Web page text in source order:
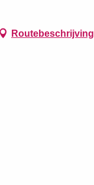
Routebeschrijving